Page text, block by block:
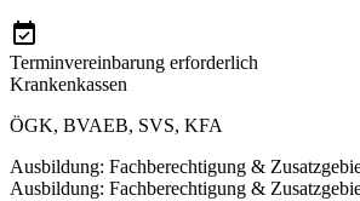
Terminvereinbarung erforderlich
Krankenkassen
ÖGK, BVAEB, SVS, KFA
Ausbildung: Fachberechtigung &
Ausbildung: Fachberechtigung &